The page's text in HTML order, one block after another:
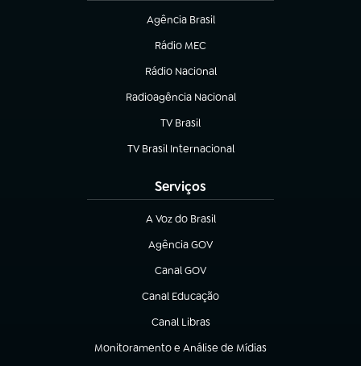
Agência Brasil
(abre em nova aba)
Rádio MEC
(abre em nova aba)
Rádio Nacional
Radioagência Nacional
(abre em nova aba)
TV Brasil
(abre em nova aba)
TV Brasil Internacional
(abre em nova aba)
Serviços
A Voz do Brasil
(abre em nova aba)
Agência GOV
(abre em nova aba)
Canal GOV
(abre em nova aba)
Canal Educação
(abre em nova aba)
Canal Libras
(abre em nova aba)
Monitoramento e Análise de Mídias
(abre em nova aba)